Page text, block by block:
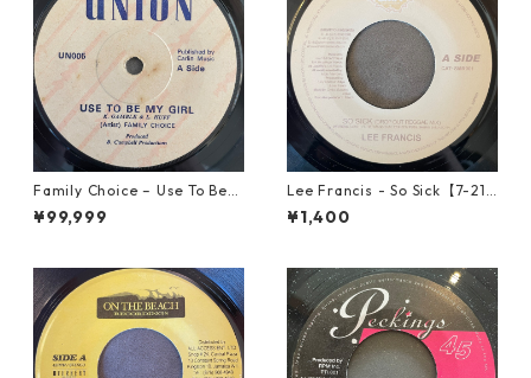
Family Choice – Use To Be
My Girl【7-22004】
¥99,999
Lee Francis - So Sick【7-219
25】
¥1,400